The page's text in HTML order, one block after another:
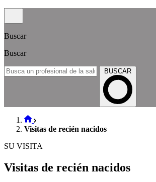
Buscar
Buscar
BUSCAR
Visitas de recién nacidos
SU VISITA
Visitas de recién nacidos